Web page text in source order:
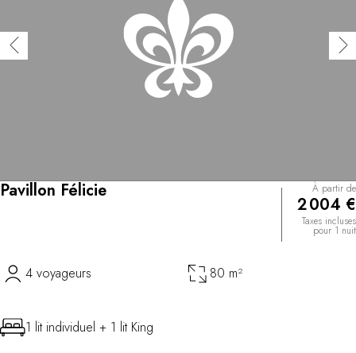
Pavillon Félicie À partir de
2 004 €
Taxes incluses
pour 1 nuit
4 voyageurs 80 m²
1 lit individuel + 1 lit King